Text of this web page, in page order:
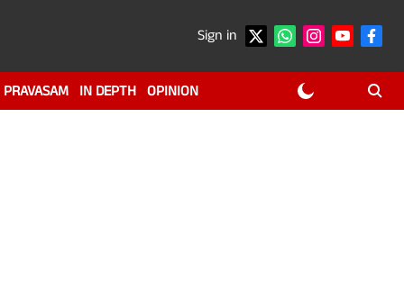
Sign in
PRAVASAM IN DEPTH OPINION